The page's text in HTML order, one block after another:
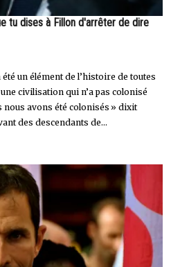
tu dises à Fillon d'arrêter de dire
élément de l’histoire de toutes
civilisation qui n’a pas colonisé
avons été colonisés » dixit
des descendants de...